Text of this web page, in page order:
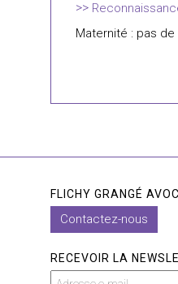
Maternité : pas
FLICHY GRANGÉ
Contactez-nous
RECEVOIR LA